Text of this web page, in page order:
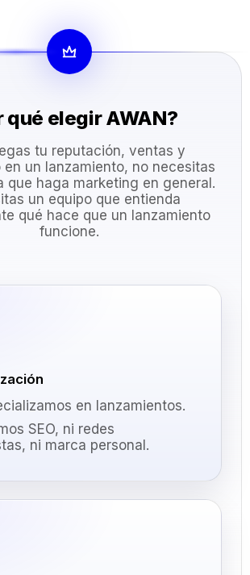
qué elegir AWAN?
tu reputación, ventas y
un lanzamiento, no necesitas
que haga marketing en general.
un equipo que entienda
qué hace que un lanzamiento
funcione.
en lanzamientos.
SEO, ni redes
ni marca personal.